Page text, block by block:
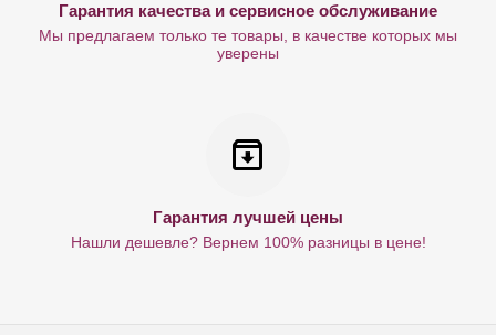
Гарантия качества и сервисное обслуживание
Мы предлагаем только те товары, в качестве которых мы
уверены
Гарантия лучшей цены
Нашли дешевле? Вернем 100% разницы в цене!